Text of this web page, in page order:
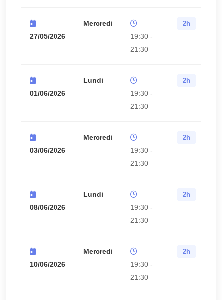
27/05/2026
Mercredi
19:30 -
21:30
2h
01/06/2026
Lundi
19:30 -
21:30
2h
03/06/2026
Mercredi
19:30 -
21:30
2h
08/06/2026
Lundi
19:30 -
21:30
2h
10/06/2026
Mercredi
19:30 -
21:30
2h